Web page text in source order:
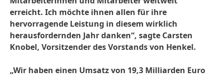
erreicht. Ich möchte ihnen allen für ihre
hervorragende Leistung in diesem wirklich
herausfordernden Jahr danken“, sagte Carsten
Knobel, Vorsitzender des Vorstands von Henkel.
„Wir haben einen Umsatz von 19,3 Milliarden Euro